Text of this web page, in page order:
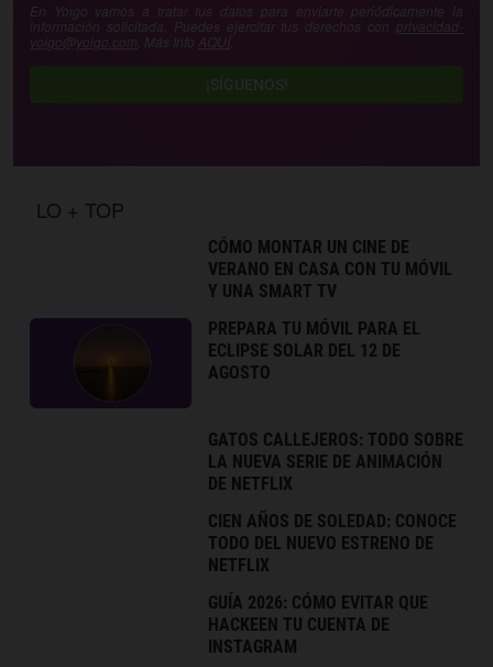
En Yoigo vamos a tratar tus datos para enviarte periódicamente la
información solicitada. Puedes ejercitar tus derechos con privacidad-
yoigo@yoigo.com . Más Info AQUÍ
¡SÍGUENOS!
LO + TOP
CÓMO MONTAR UN CINE DE
VERANO EN CASA CON TU MÓVIL
Y UNA SMART TV
PREPARA TU MÓVIL PARA EL
ECLIPSE SOLAR DEL 12 DE
AGOSTO
GATOS CALLEJEROS: TODO SOBRE
LA NUEVA SERIE DE ANIMACIÓN
DE NETFLIX
CIEN AÑOS DE SOLEDAD: CONOCE
TODO DEL NUEVO ESTRENO DE
NETFLIX
GUÍA 2026: CÓMO EVITAR QUE
HACKEEN TU CUENTA DE
INSTAGRAM